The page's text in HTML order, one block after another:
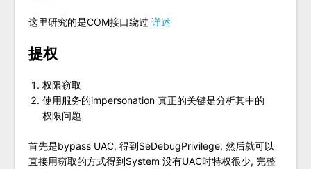
这里研究的是COM接口绕过 详述
提权
权限窃取
使用服务的impersonation 真正的关键是分析其中的
权限问题
首先是bypass UAC, 得到SeDebugPrivilege, 然后就可以
直接用窃取的方式得到System 没有UAC时特权很少, 完整